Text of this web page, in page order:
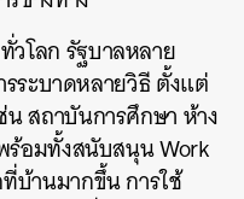
วโลกรัฐบาลหลาย
ระบาดหลายวิธีตั้งแต่
นสถาบันการศึกษาห้าง
ร้อมทั้งสนับสนุนWork
ที่บ้านมากขึ้นการใช้